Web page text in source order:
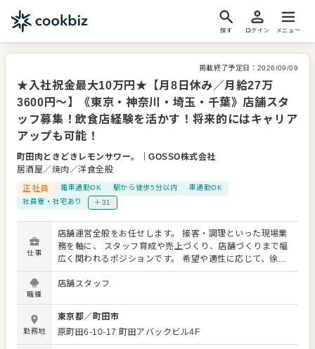
探す ログイン メニュー
掲載終了予定日： 2026/09/09
★入社祝金最大10万円★【月8日休み／月給27万
3600円～】《東京・神奈川・埼玉・千葉》店舗スタ
ッフ募集！飲食店経験を活かす！将来的にはキャリア
アップも可能！
町田肉ときどきレモンサワー。 ｜GOSSO株式会社
居酒屋／焼肉／洋食全般
正社員
電車通勤OK 駅から徒歩5分以内
車通勤OK
社員寮・社宅あり
＋31
仕事
店舗運営全般をお任せします。 接客・調理といった現場業
務を軸に、 スタッフ育成や売上づくり、店舗づくりまで幅
広く関われるポジションです。 希望や適性に応じて、徐々
に担当領域を広げていきます。 具体的には… ■店舗営業業
務 ・ホール業務全般（接客、料理提供、会計など） ・キッ
徹底 ・お客様の声を活かしたサービス改善 ■店舗運営・マ
ネジメント業務 ・アルバイトスタッフの指導、育成 ・シフ
ト管理、人員配置の調整 ・売上管理、発注業務 ・SNS更新
職種
店舗スタッフ
勤務地
東京都／町田市
原町田6-10-17 町田アバックビル4F